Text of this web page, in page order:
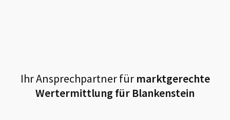
Ihr Ansprechpartner fürmarktgerechte
Wertermittlung für Blankenstein